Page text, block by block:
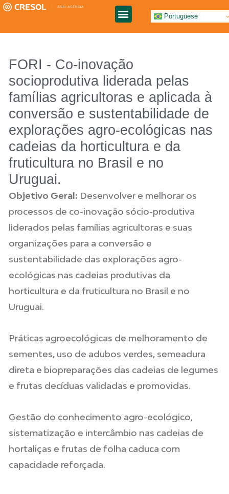
Portuguese
FORI - Co-inovação
socioprodutiva liderada pelas
famílias agricultoras e aplicada à
conversão e sustentabilidade de
explorações agro-ecológicas nas
cadeias da horticultura e da
fruticultura no Brasil e no
Uruguai.
Objetivo Geral: Desenvolver e melhorar os
processos de co-inovação sócio-produtiva
liderados pelas famílias agricultoras e suas
organizações para a conversão e
sustentabilidade das explorações agro-
ecológicas nas cadeias produtivas da
horticultura e da fruticultura no Brasil e no
Uruguai.
Práticas agroecológicas de melhoramento de
sementes, uso de adubos verdes, semeadura
direta e biopreparações das cadeias de legumes
e frutas decíduas validadas e promovidas.
Gestão do conhecimento agro-ecológico,
sistematização e intercâmbio nas cadeias de
hortaliças e frutas de folha caduca com
capacidade reforçada.